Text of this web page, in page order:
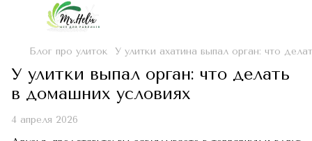
Блог про улиток У улитки ахатина выпал орган: что
У улитки выпал орган: что делать
в домашних условиях
4 апреля 2026